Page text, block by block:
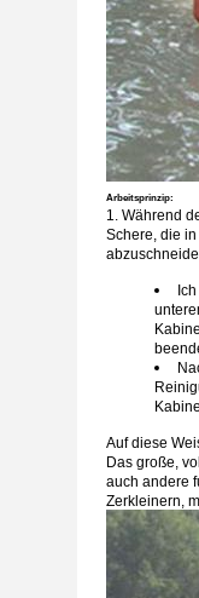
Arbeitsprinzip:
1. Während
Schere, die
Auf diese
Das große,
auch andere
Zerkleinern,